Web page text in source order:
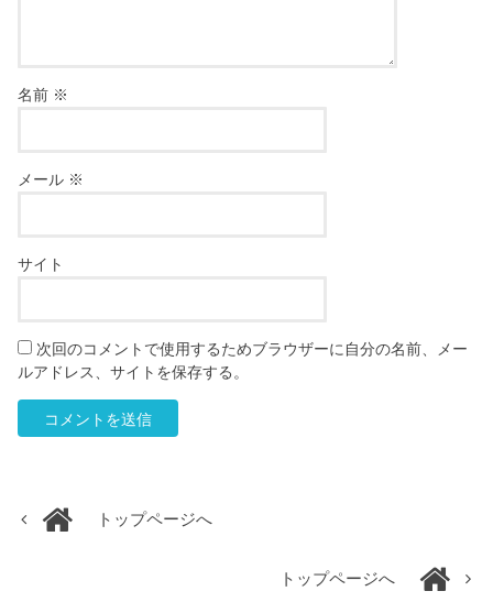
名前 ※
メール ※
サイト
次回のコメントで使用するためブラウザーに自分の名前、メー
ルアドレス、サイトを保存する。
トップページへ
トップページへ